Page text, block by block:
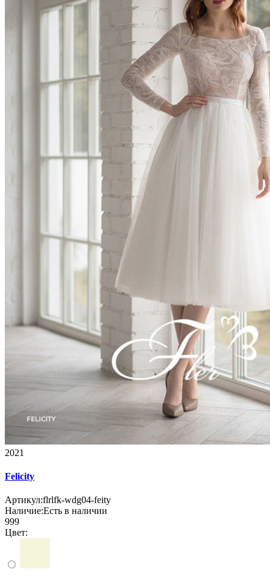
2021
Felicity
Артикул:flrlfk-wdg04-feity
Наличие:Есть в наличии
999
Цвет: